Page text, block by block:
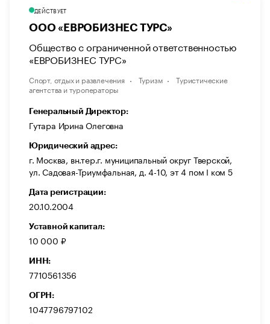
ДЕЙСТВУЕТ
ООО «ЕВРОБИЗНЕС ТУРС»
Общество с ограниченной ответственностью
«ЕВРОБИЗНЕС ТУРС»
Спорт, отдых и развлечения Туризм
Туристические
агентства и туроператоры
Генеральный Директор:
Гутара Ирина Олеговна
Юридический адрес:
г. Москва, вн.тер.г. муниципальный округ Тверской,
ул. Садовая-Триумфальная, д. 4-10, эт 4 пом I ком 5
Дата регистрации:
20.10.2004
Уставной капитал:
10 000 ₽
ИНН:
7710561356
ОГРН:
1047796797102